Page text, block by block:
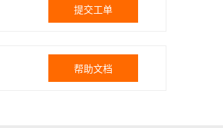
提交工单
帮助文档